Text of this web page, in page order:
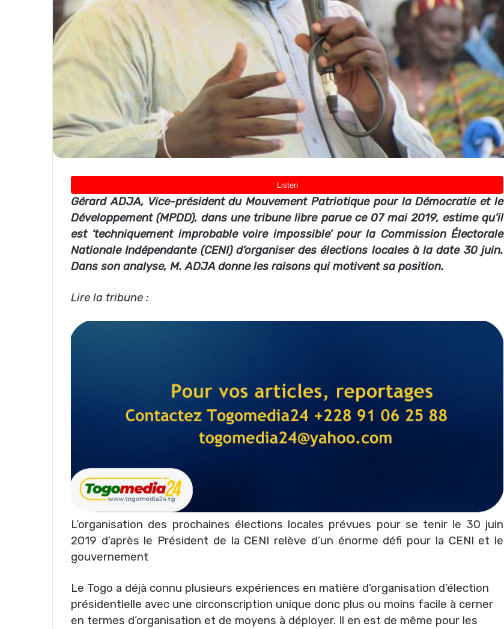
Gérard ADJA, Vice-président du Mouvement Patriotique pour la Démocratie et le
Développement (MPDD), dans une tribune libre parue ce 07 mai 2019, estime qu’il
est ‘techniquement improbable voire impossible’ pour la Commission Électorale
Nationale Indépendante (CENI) d’organiser des élections locales à la date 30 juin.
Dans son analyse, M. ADJA donne les raisons qui motivent sa position.
Lire la tribune :
L’organisation des prochaines élections locales prévues pour se tenir le 30 juin
2019 d’après le Président de la CENI relève d’un énorme défi pour la CENI et le
gouvernement
Le Togo a déjà connu plusieurs expériences en matière d’organisation d’élection
présidentielle avec une circonscription unique donc plus ou moins facile à cerner
en termes d’organisation et de moyens à déployer. Il en est de même pour les